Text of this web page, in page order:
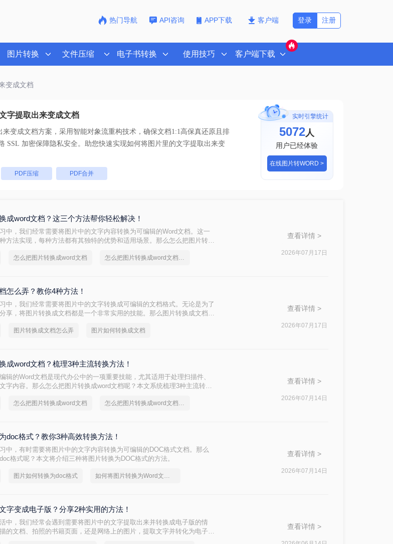
热门导航 API咨询 APP下载 客户端 注册
登录
图片转换 文件压缩 电子书转换 使用技巧 客户端下载
变成文档
字提取出来变成文档
来变成文档方案，采用智能对象流重构技术，确保文档1:1高保真还原且排
支持一键批量处理， 全链路 SSL 加密保障隐私安全。助您快速实现如何将图片里的文字提取出来变
PDF压缩 PDF合并
实时引擎统计
5072人
用户已经体验
在线图片转WORD >
成word文档？这三个方法帮你轻松解决！
中，我们经常需要将图片中的文字内容转换为可编辑的Word文档。这一
方法实现，每种方法都有其独特的优势和适用场景。那么怎么把图片转换
工具。
怎么把图片转换成word文档 怎么把图片转换成word文档格式
查看详情 >
2026年07月17日
怎么弄？教你4种方法！
中，我们经常需要将图片中的文字转换成可编辑的文档格式。无论是为了
享，将图片转换成文档都是一个非常实用的技能。那么图片转换成文档怎
图片转换成文档怎么弄 图片如何转换成文档
查看详情 >
2026年07月17日
成word文档？梳理3种主流转换方法！
辑的Word文档是现代办公中的一项重要技能，尤其适用于处理扫描件、
字内容。那么怎么把图片转换成word文档呢？本文系统梳理3种主流转换
怎么把图片转换成word文档 怎么把图片转换成word文档格式
查看详情 >
2026年07月14日
doc格式？教你3种高效转换方法！
中，有时需要将图片中的文字内容转换为可编辑的DOC格式文档。那么
格式呢？本文将介绍三种将图片转换为DOC格式的方法。
图片如何转换为doc格式 如何将图片转换为Word文档格式
查看详情 >
2026年07月14日
字变成电子版？分享2种实用的方法！
中，我们经常会遇到需要将图片中的文字提取出来并转换成电子版的情
的文档、拍照的书籍页面，还是网络上的图片，提取文字并转化为电子版
查看详情 >